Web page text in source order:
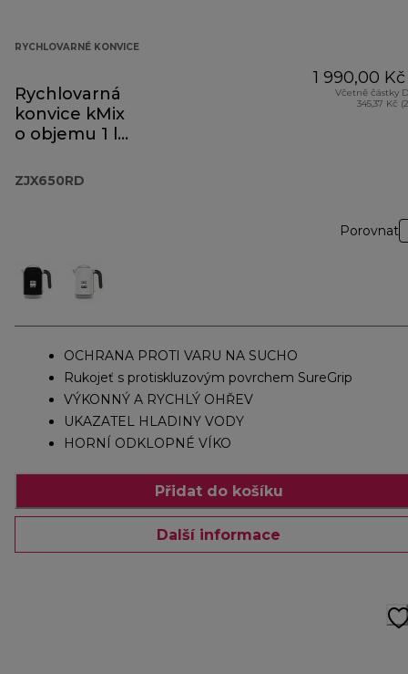
RYCHLOVARNÉ KONVICE
Rychlovarná
konvice kMix
o objemu 1 l
ZJX650RD
1 990,00 Kč
Včetně částky
345,37 Kč
Porovnat
OCHRANA PROTI VARU NA SUCHO
Rukojeť s protiskluzovým povrchem SureGrip
VÝKONNÝ A RYCHLÝ OHŘEV
UKAZATEL HLADINY VODY
HORNÍ ODKLOPNÉ VÍKO
Přidat do košíku
Další informace